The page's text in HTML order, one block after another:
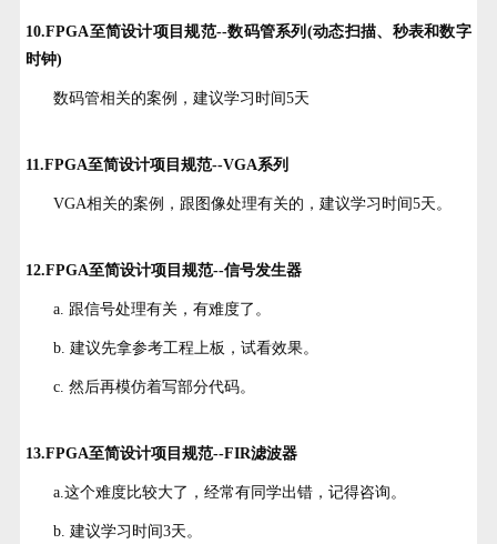
10.FPGA至简设计项目规范--数码管系列(动态扫描、秒表和数字
时钟)
数码管相关的案例，建议学习时间5天
11.FPGA至简设计项目规范--VGA系列
VGA相关的案例，跟图像处理有关的，建议学习时间5天。
12.FPGA至简设计项目规范--信号发生器
a. 跟信号处理有关，有难度了。
b. 建议先拿参考工程上板，试看效果。
c. 然后再模仿着写部分代码。
13.FPGA至简设计项目规范--FIR滤波器
a.这个难度比较大了，经常有同学出错，记得咨询。
b. 建议学习时间3天。